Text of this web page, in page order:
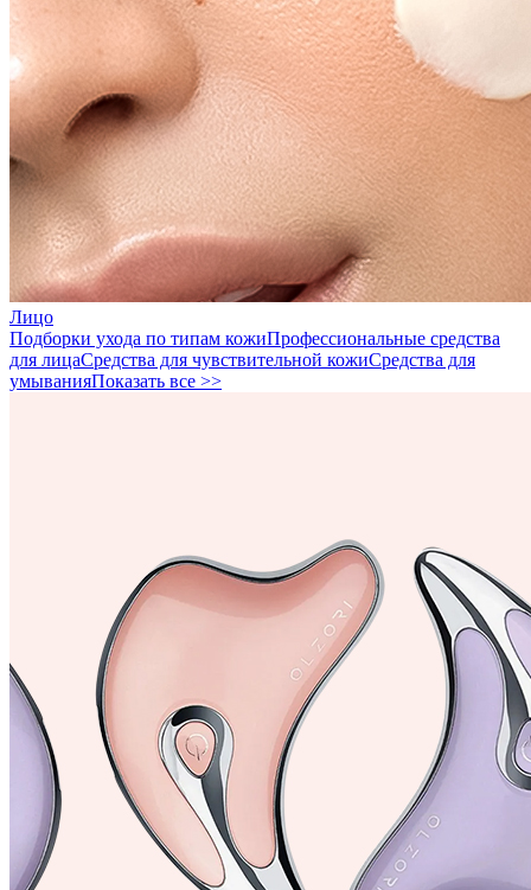
Лицо
Подборки ухода по типам кожиПрофессиональные средства
для лицаСредства для чувствительной кожиСредства для
умыванияПоказать все >>